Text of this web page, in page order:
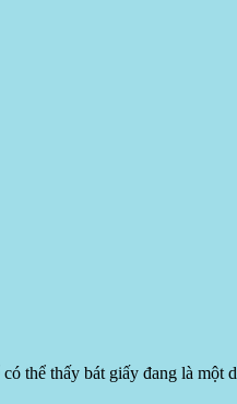
thể thấy bát giấy đang là